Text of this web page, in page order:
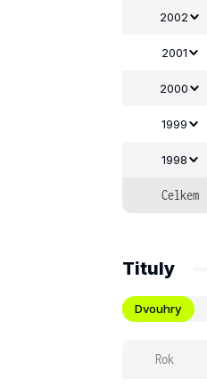
2002
2001
2000
1999
1998
Celkem
Tituly
Dvouhry
Rok